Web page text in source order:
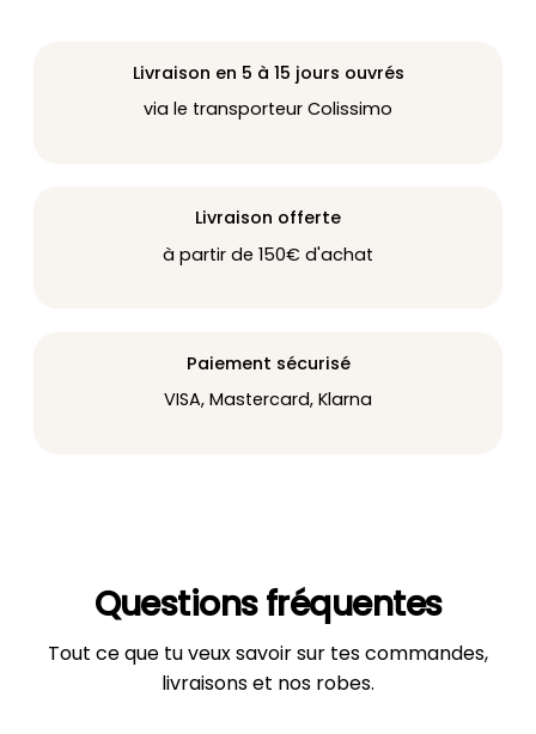
Livraison en 5 à 15 jours ouvrés
via le transporteur Colissimo
Livraison offerte
à partir de 150€ d'achat
Paiement sécurisé
VISA, Mastercard, Klarna
Questions fréquentes
Tout ce que tu veux savoir sur tes commandes,
livraisons et nos robes.